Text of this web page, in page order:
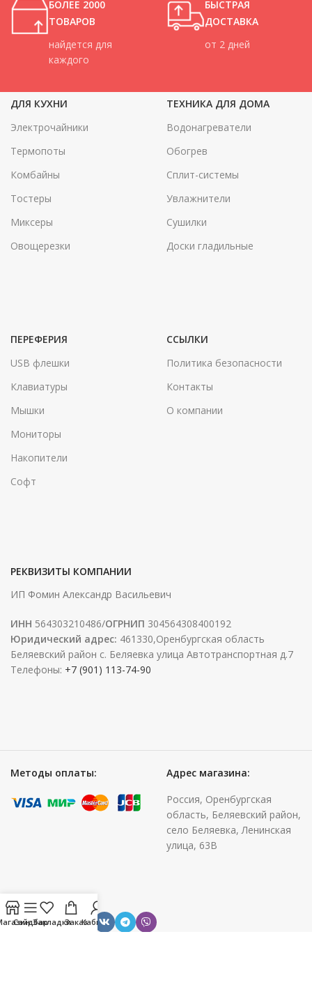
семейных торжеств.
Комплект продуман до мелочей и
рассчитан на комфортное
размещение 10 гостей — он
станет центральным элементом
вкус.
БОЛЕЕ 2000
ТОВАРОВ
найдется для
каждого
БЫСТРАЯ
ДОСТАВКА
от 2 дней
ДЛЯ КУХНИ
Электрочайники
Термопоты
Комбайны
Тостеры
Миксеры
Овощерезки
ТЕХНИКА ДЛЯ ДОМА
Водонагреватели
Обогрев
Сплит-системы
Увлажнители
Сушилки
Доски гладильные
ПЕРЕФЕРИЯ
USB флешки
Клавиатуры
Мышки
Мониторы
Накопители
Софт
ССЫЛКИ
Политика безопасности
Контакты
О компании
РЕКВИЗИТЫ КОМПАНИИ
ИП Фомин Александр Васильевич
ИНН 564303210486/ОГРНИП 304564308400192
Юридический адрес: 461330,Оренбургская область
Беляевский район с. Беляевка улица Автотранспортная д.7
Телефоны: +7 (901) 113-74-90
Методы оплаты:
Адрес магазина:
Россия, Оренбургская
область, Беляевский район,
село Беляевка, Ленинская
улица, 63В
Поделиться:
СайдбарЗакладкиЗаказКабинет